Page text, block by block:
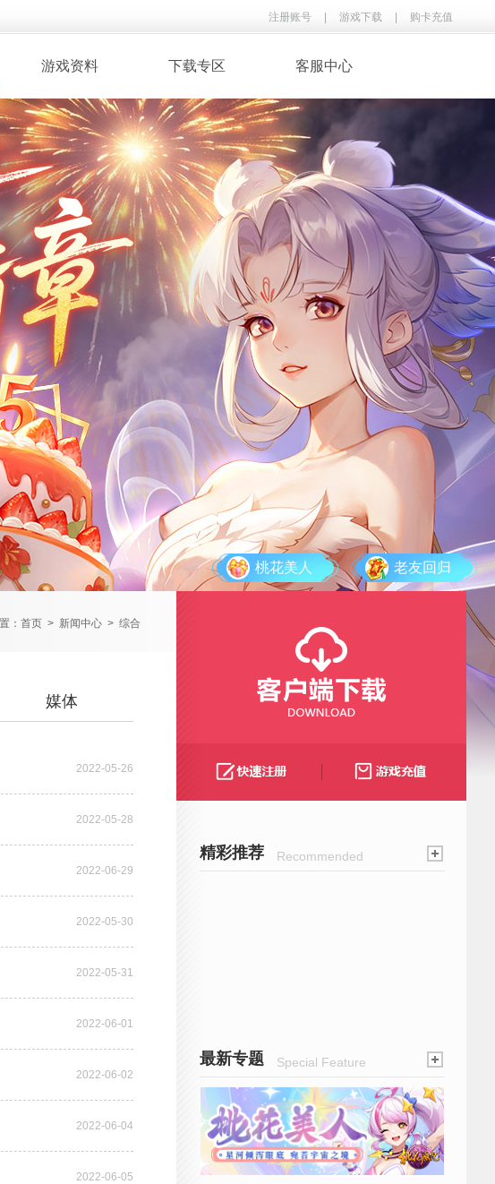
注册账号 游戏下载 购卡充值
客服中心
下载专区
游戏资料
· 录像下载
· 游戏音乐
· 玩家翻唱
· 新手指南
· 资料攻略
· 召唤兽图鉴
老友回归
桃花美人
： 首页 > 新闻中心 > 综合
媒体
2022-05-26
2022-05-28
2022-06-29
2022-05-30
2022-05-31
2022-06-01
2022-06-02
2022-06-04
2022-06-05
精彩推荐 Recommended
最新专题 Special Feature